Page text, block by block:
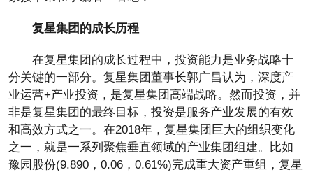
复星集团的成长历程
在复星集团的成长过程中，投资能力是业务战略十
分关键的一部分。复星集团董事长郭广昌认为，深度产
业运营+产业投资，是复星集团高端战略。然而投资，并
非是复星集团的最终目标，投资是服务产业发展的有效
和高效方式之一。在2018年，复星集团巨大的组织变化
之一，就是一系列聚焦垂直领域的产业集团组建。比如
豫园股份(9.890，0.06，0.61%)完成重大资产重组，复星